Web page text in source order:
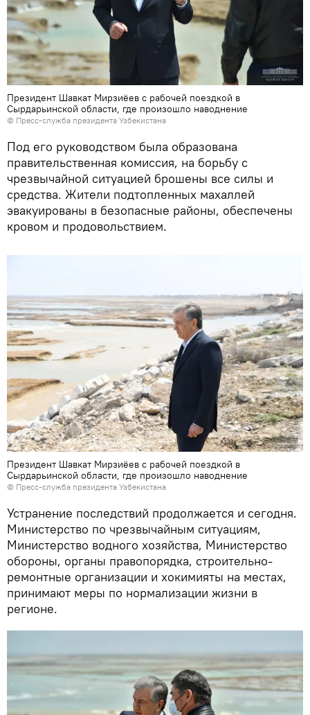
Президент Шавкат Мирзиёев с рабочей поездкой в
Сырдарьинской области, где произошло наводнение
© Пресс-служба президента Узбекистана
Под его руководством была образована
правительственная комиссия, на борьбу с
чрезвычайной ситуацией брошены все силы и
средства. Жители подтопленных махаллей
эвакуированы в безопасные районы, обеспечены
кровом и продовольствием.
Президент Шавкат Мирзиёев с рабочей поездкой в
Сырдарьинской области, где произошло наводнение
© Пресс-служба президента Узбекистана
Устранение последствий продолжается и сегодня.
Министерство по чрезвычайным ситуациям,
Министерство водного хозяйства, Министерство
обороны, органы правопорядка, строительно-
ремонтные организации и хокимияты на местах,
принимают меры по нормализации жизни в
регионе.